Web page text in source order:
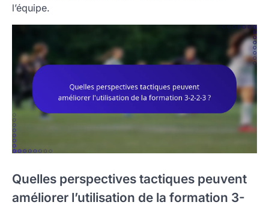
l’équipe.
Quelles perspectives tactiques peuvent
améliorer l’utilisation de la formation 3-